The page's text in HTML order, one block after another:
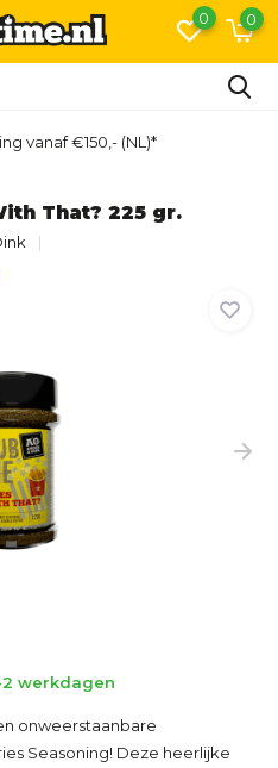
0 0
vanaf €150,- (NL)*
That? 225 gr.
2 werkdagen
onweerstaanbare
Seasoning! Deze heerlijke